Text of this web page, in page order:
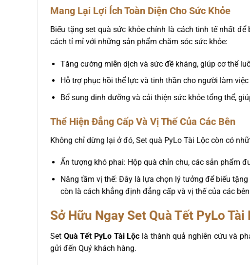
Mang Lại Lợi Ích Toàn Diện Cho Sức Khỏe
Biếu tặng set quà sức khỏe chính là cách tinh tế nhất
cách tỉ mỉ với những sản phẩm chăm sóc sức khỏe:
Tăng cường miễn dịch và sức đề kháng, giúp cơ thể
Hỗ trợ phục hồi thể lực và tinh thần cho người làm
Bổ sung dinh dưỡng và cải thiện sức khỏe tổng thể,
Thể Hiện Đẳng Cấp Và Vị Thế Của Các Bên
Không chỉ dừng lại ở đó, Set quà PyLo Tài Lộc còn có
Ấn tượng khó phai: Hộp quà chỉn chu, các sản phẩm
Nâng tầm vị thế: Đây là lựa chọn lý tưởng để biếu
còn là cách khẳng định đẳng cấp và vị thế của các
Sở Hữu Ngay Set Quà Tết PyLo Tài
Set Quà Tết PyLo Tài Lộc là thành quả nghiên cứu và
gửi đến Quý khách hàng.